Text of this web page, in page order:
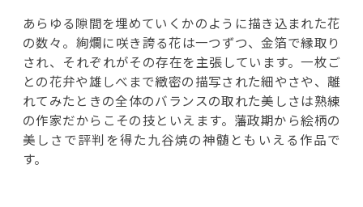
あらゆる隙間を埋めていくかのように描き込まれた花
の数々。絢爛に咲き誇る花は一つずつ、金箔で縁取り
され、それぞれがその存在を主張しています。一枚ご
との花弁や雄しべまで緻密の描写された細やさや、離
れてみたときの全体のバランスの取れた美しさは熟練
の作家だからこその技といえます。藩政期から絵柄の
美しさで評判を得た九谷焼の神髄ともいえる作品で
す。